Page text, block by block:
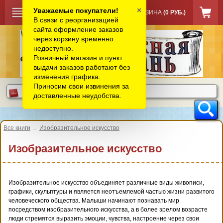
КОРЗИНА (0 РУБ.)
Все книги → Изобразительное искусство
Изобразительное искусство
Изобразительное искусство объединяет различные виды живописи,
графики, скульптуры и является неотъемлемой частью жизни развитого
человеческого общества. Малыши начинают познавать мир
посредством изобразительного искусства, а в более зрелом возрасте
люди стремятся выразить эмоции, чувства, настроение через свои
Уважаемые покупатели!
В связи с реорганизацией
сайта оформление заказов
через корзину временно
недоступно.
Розничный магазин и пункт
выдачи заказов работают без
изменения графика.
Приносим свои извинения за
доставленные неудобства.
×